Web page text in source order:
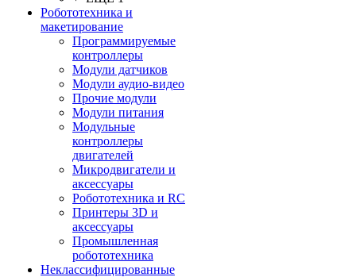
Робототехника и
макетирование
Программируемые
контроллеры
Модули датчиков
Модули аудио-видео
Прочие модули
Модули питания
Модульные
контроллеры
двигателей
Микродвигатели и
аксессуары
Робототехника и RC
Принтеры 3D и
аксессуары
Промышленная
робототехника
Неклассифицированные